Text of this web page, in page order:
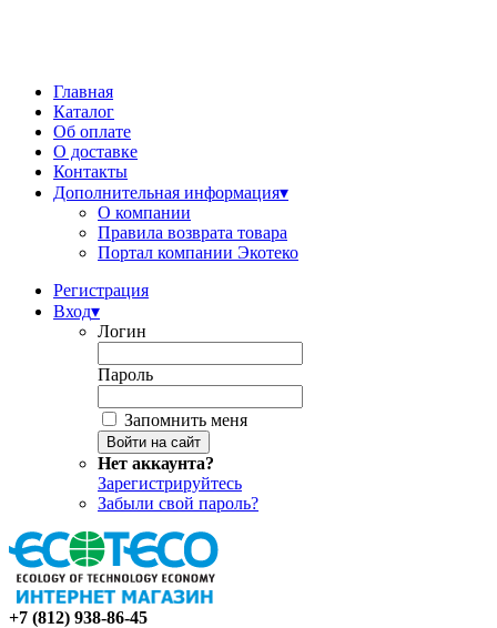
Главная
Каталог
Об оплате
О доставке
Контакты
Дополнительная информация▾
О компании
Правила возврата товара
Портал компании Экотеко
Регистрация
Вход▾
Логин
Пароль
Запомнить меня
Нет аккаунта?
Зарегистрируйтесь
Забыли свой пароль?
+7 (812) 938-86-45